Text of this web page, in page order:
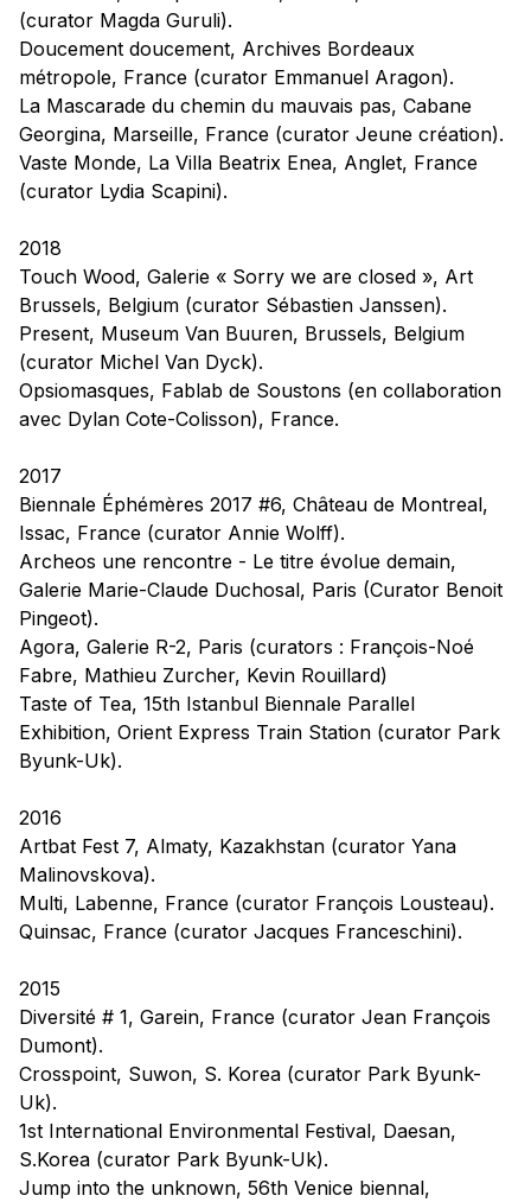
(curator Magda Guruli).
Doucement doucement, Archives Bordeaux
métropole, France (curator Emmanuel Aragon).
La Mascarade du chemin du mauvais pas, Cabane
Georgina, Marseille, France (curator Jeune création).
Vaste Monde, La Villa Beatrix Enea, Anglet, France
(curator Lydia Scapini).
2018
Touch Wood, Galerie « Sorry we are closed », Art
Brussels, Belgium (curator Sébastien Janssen).
Present, Museum Van Buuren, Brussels, Belgium
(curator Michel Van Dyck).
Opsiomasques, Fablab de Soustons (en collaboration
avec Dylan Cote-Colisson), France.
2017
Biennale Éphémères 2017 #6, Château de Montreal,
Issac, France (curator Annie Wolff).
Archeos une rencontre - Le titre évolue demain,
Galerie Marie-Claude Duchosal, Paris (Curator Benoit
Pingeot).
Agora, Galerie R-2, Paris (curators : François-Noé
Fabre, Mathieu Zurcher, Kevin Rouillard)
Taste of Tea, 15th Istanbul Biennale Parallel
Exhibition, Orient Express Train Station (curator Park
Byunk-Uk).
2016
Artbat Fest 7, Almaty, Kazakhstan (curator Yana
Malinovskova).
Multi, Labenne, France (curator François Lousteau).
Quinsac, France (curator Jacques Franceschini).
2015
Diversité # 1, Garein, France (curator Jean François
Dumont).
Crosspoint, Suwon, S. Korea (curator Park Byunk-
Uk).
1st International Environmental Festival, Daesan,
S.Korea (curator Park Byunk-Uk).
Jump into the unknown, 56th Venice biennal,